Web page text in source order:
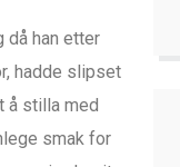
då han etter
hadde slipset
å stilla med
smak for